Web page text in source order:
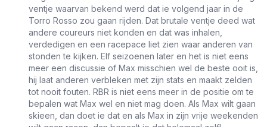
ventje waarvan bekend werd dat ie volgend jaar in de
Torro Rosso zou gaan rijden. Dat brutale ventje deed wat
andere coureurs niet konden en dat was inhalen,
verdedigen en een racepace liet zien waar anderen van
stonden te kijken. Elf seizoenen later en het is niet eens
meer een discussie of Max misschien wel de beste ooit is,
hij laat anderen verbleken met zijn stats en maakt zelden
tot nooit fouten. RBR is niet eens meer in de positie om te
bepalen wat Max wel en niet mag doen. Als Max wilt gaan
skieen, dan doet ie dat en als Max in zijn vrije weekenden